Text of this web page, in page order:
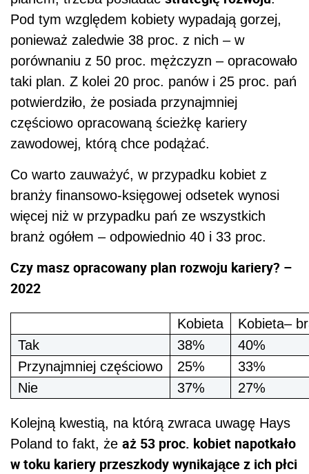
Pod tym względem kobiety wypadają gorzej,
ponieważ zaledwie 38 proc. z nich – w
porównaniu z 50 proc. mężczyzn – opracowało
taki plan. Z kolei 20 proc. panów i 25 proc. pań
potwierdziło, że posiada przynajmniej
częściowo opracowaną ścieżkę kariery
zawodowej, którą chce podążać.
Co warto zauważyć, w przypadku kobiet z
branży finansowo-księgowej odsetek wynosi
więcej niż w przypadku pań ze wszystkich
branż ogółem – odpowiednio 40 i 33 proc.
Czy masz opracowany plan rozwoju kariery? –
2022
Kobieta
Kobieta–
Tak
38%
40%
Przynajmniej częściowo
25%
33%
Nie
37% 27%
Kolejną kwestią, na którą zwraca uwagę Hays
Poland to fakt, że aż 53 proc. kobiet napotkało
w toku kariery przeszkody wynikające z ich płci